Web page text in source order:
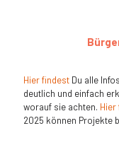
Hier findest Du alle
deutlich und einfach
worauf sie achten. Hier
2025 können Projekte